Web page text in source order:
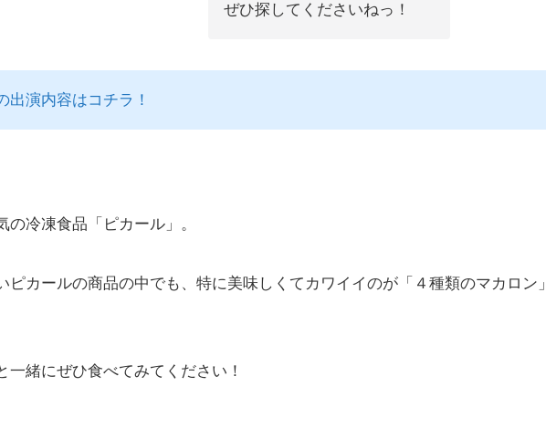
ぜひ探してくださいねっ！
出演内容はコチラ！
の冷凍食品「ピカール」。
ピカールの商品の中でも、特に美味しくてカワイイのが「４種類のマカロン」
一緒にぜひ食べてみてください！